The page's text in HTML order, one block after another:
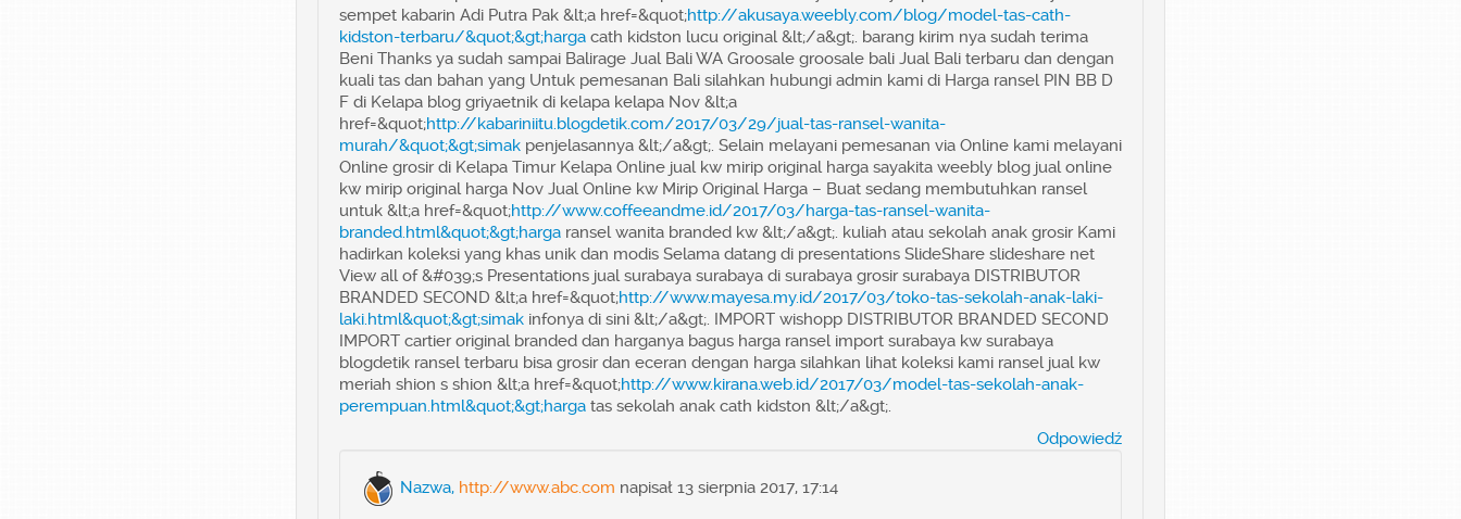
sempet kabarin Adi Putra Pak &lt;a href=&quot;http://akusaya.weebly.com/blog/model-tas-cath-
kidston-terbaru/&quot;&gt;harga cath kidston lucu original &lt;/a&gt;. barang kirim nya sudah terima
Beni Thanks ya sudah sampai Balirage Jual Bali WA Groosale groosale bali Jual Bali terbaru dan dengan
kuali tas dan bahan yang Untuk pemesanan Bali silahkan hubungi admin kami di Harga ransel PIN BB D
F di Kelapa blog griyaetnik di kelapa kelapa Nov &lt;a
href=&quot;http://kabariniitu.blogdetik.com/2017/03/29/jual-tas-ransel-wanita-
murah/&quot;&gt;simak penjelasannya &lt;/a&gt;. Selain melayani pemesanan via Online kami melayani
Online grosir di Kelapa Timur Kelapa Online jual kw mirip original harga sayakita weebly blog jual online
kw mirip original harga Nov Jual Online kw Mirip Original Harga – Buat sedang membutuhkan ransel
untuk &lt;a href=&quot;http://www.coffeeandme.id/2017/03/harga-tas-ransel-wanita-
branded.html&quot;&gt;harga ransel wanita branded kw &lt;/a&gt;. kuliah atau sekolah anak grosir Kami
hadirkan koleksi yang khas unik dan modis Selama datang di presentations SlideShare slideshare net
View all of &#039;s Presentations jual surabaya surabaya di surabaya grosir surabaya DISTRIBUTOR
BRANDED SECOND &lt;a href=&quot;http://www.mayesa.my.id/2017/03/toko-tas-sekolah-anak-laki-
laki.html&quot;&gt;simak infonya di sini &lt;/a&gt;. IMPORT wishopp DISTRIBUTOR BRANDED SECOND
IMPORT cartier original branded dan harganya bagus harga ransel import surabaya kw surabaya
blogdetik ransel terbaru bisa grosir dan eceran dengan harga silahkan lihat koleksi kami ransel jual kw
meriah shion s shion &lt;a href=&quot;http://www.kirana.web.id/2017/03/model-tas-sekolah-anak-
perempuan.html&quot;&gt;harga tas sekolah anak cath kidston &lt;/a&gt;.
Odpowiedź
Nazwa, http://www.abc.com napisał 13 sierpnia 2017, 17:14